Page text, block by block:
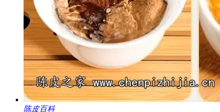
陈皮百科